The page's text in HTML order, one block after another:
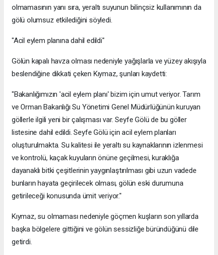
olmamasının yanı sıra, yeraltı suyunun bilinçsiz kullanımının da
gölü olumsuz etkilediğini söyledi.
"Acil eylem planına dahil edildi"
Gölün kapalı havza olması nedeniyle yağışlarla ve yüzey akışıyla
beslendiğine dikkati çeken Kıymaz, şunları kaydetti:
"Bakanlığımızın 'acil eylem planı' bizim için umut veriyor. Tarım
ve Orman Bakanlığı Su Yönetimi Genel Müdürlüğünün kuruyan
göllerle ilgili yeni bir çalışması var. Seyfe Gölü de bu göller
listesine dahil edildi. Seyfe Gölü için acil eylem planları
oluşturulmakta. Su kalitesi ile yeraltı su kaynaklarının izlenmesi
ve kontrolü, kaçak kuyuların önüne geçilmesi, kuraklığa
dayanaklı bitki çeşitlerinin yaygınlaştırılması gibi uzun vadede
bunların hayata geçirilecek olması, gölün eski durumuna
getirileceği konusunda ümit veriyor."
Kıymaz, su olmaması nedeniyle göçmen kuşların son yıllarda
başka bölgelere gittiğini ve gölün sessizliğe büründüğünü dile
getirdi.